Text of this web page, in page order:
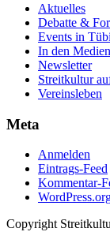
Aktuelles
Debatte &
Events in
In den Medien
Newsletter
Streitkultur
Vereinsleben
Meta
Anmelden
Eintrags-Feed
Kommentar-
Copyright